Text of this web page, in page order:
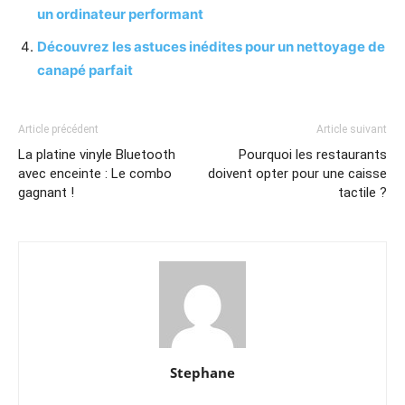
un ordinateur performant
Découvrez les astuces inédites pour un nettoyage de
canapé parfait
Article précédent
La platine vinyle Bluetooth
avec enceinte : Le combo
gagnant !
Article suivant
Pourquoi les restaurants
doivent opter pour une caisse
tactile ?
Stephane